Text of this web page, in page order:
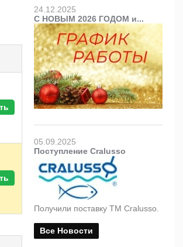
24.12.2025
С НОВЫМ 2026 ГОДОМ и...
05.09.2025
Поступление Cralusso
Получили поставку ТМ Cralusso.
Все Новости